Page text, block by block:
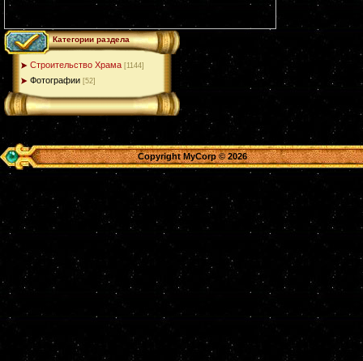
Категории раздела
Строительство Храма [1144]
Фотографии [52]
Copyright MyCorp © 2026